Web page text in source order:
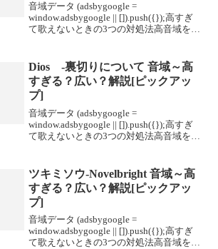
音域データ (adsbygoogle =
window.adsbygoogle || []).push({});高すぎ
て歌えないときの3つの対処法高音域を広
ルに通うこと...
Dios -裏切りについて 音域～高
すぎる？広い？解説[ピックアッ
プ]
音域データ (adsbygoogle =
window.adsbygoogle || []).push({});高すぎ
て歌えないときの3つの対処法高音域を広
ルに通うこと...
ツキミソウ-Novelbright 音域～高
すぎる？広い？解説[ピックアッ
プ]
音域データ (adsbygoogle =
window.adsbygoogle || []).push({});高すぎ
て歌えないときの3つの対処法高音域を広